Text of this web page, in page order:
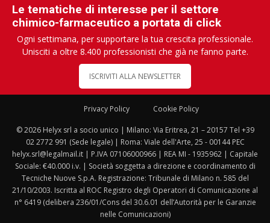
Le tematiche di interesse per il settore
chimico-farmaceutico a portata di click
Ogni settimana, per supportare la tua crescita professionale.
Unisciti a oltre 8.400 professionisti che già ne fanno parte.
ISCRIVITI ALLA NEWSLETTER
Privacy Policy Cookie Policy
© 2026 Helyx srl a socio unico | Milano: Via Eritrea, 21 – 20157 Tel +39
02 2772 991 (Sede legale) | Roma: Viale dell'Arte, 25 - 00144 PEC
helyx.srl@legalmail.it | P.IVA 07106000966 | REA MI - 1935962 | Capitale
Sociale: €40.000 i.v. | Società soggetta a direzione e coordinamento di
Tecniche Nuove S.p.A. Registrazione: Tribunale di Milano n. 585 del
21/10/2003. Iscritta al ROC Registro degli Operatori di Comunicazione al
n° 6419 (delibera 236/01/Cons del 30.6.01 dell’Autorità per le Garanzie
nelle Comunicazioni)